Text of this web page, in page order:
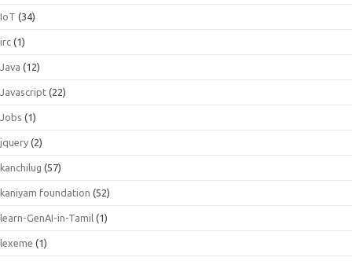
IoT (34)
irc (1)
Java (12)
Javascript (22)
Jobs (1)
jquery (2)
kanchilug (57)
kaniyam foundation (52)
learn-GenAI-in-Tamil (1)
lexeme (1)